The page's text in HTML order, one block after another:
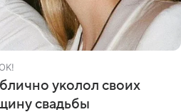
уколол своих
свадьбы